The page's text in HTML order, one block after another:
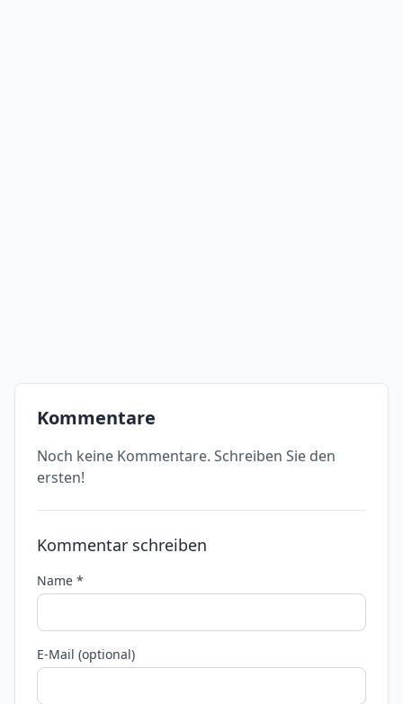
Kommentare
Noch keine Kommentare. Schreiben Sie den
ersten!
Kommentar schreiben
Name *
E-Mail (optional)